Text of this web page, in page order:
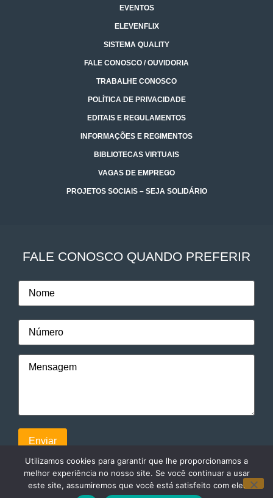
EVENTOS
ELEVENFLIX
SISTEMA QUALITY
FALE CONOSCO / OUVIDORIA
TRABALHE CONOSCO
POLÍTICA DE PRIVACIDADE
EDITAIS E REGULAMENTOS
INFORMAÇÕES E REGIMENTOS
BIBLIOTECAS VIRTUAIS
VAGAS DE EMPREGO
PROJETOS SOCIAIS – SEJA SOLIDÁRIO
FALE CONOSCO QUANDO PREFERIR
Utilizamos cookies para garantir que lhe proporcionamos a
melhor experiência no nosso site. Se você continuar a usar
este site, assumiremos que você está satisfeito com ele.